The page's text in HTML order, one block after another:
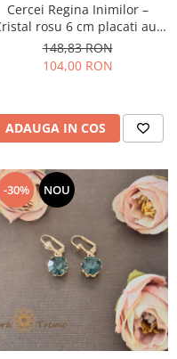
Cercei Regina Inimilor –
rosu 6 cm placati aur
18K Brazilia
148,83 RON
104,00 RON
ADAUGA IN COS
-30% NOU